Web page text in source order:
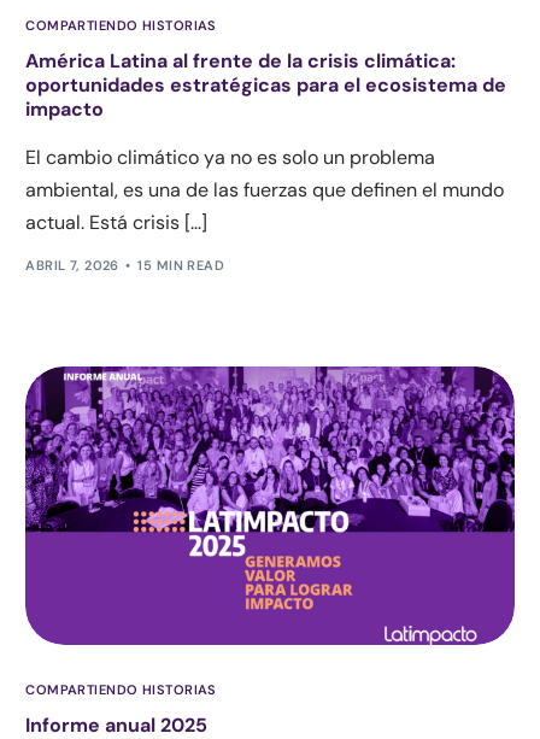
COMPARTIENDO HISTORIAS
América Latina al frente de la crisis climática:
oportunidades estratégicas para el ecosistema de
impacto
El cambio climático ya no es solo un problema
ambiental, es una de las fuerzas que definen el mundo
actual. Está crisis […]
ABRIL 7, 2026 15 MIN READ
COMPARTIENDO HISTORIAS
Informe anual 2025